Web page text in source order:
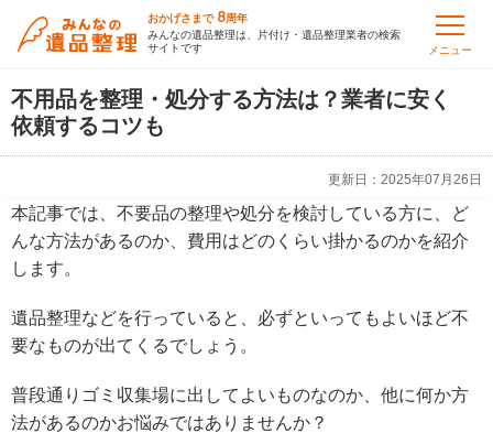
おかげさまで 8周年
みんなの遺品整理は、片付け・遺品整理業者の検索
サイトです
メニュー
不用品を整理・処分する方法は？業者に安く
依頼するコツも
更新日： 2025年07月26日
本記事では、不要品の整理や処分を検討している方に、ど
んな方法があるのか、費用はどのくらい掛かるのかを紹介
します。
遺品整理などを行っていると、必ずといってもよいほど不
要なものが出てくるでしょう。
普段通りゴミ収集場に出してよいものなのか、他に何か方
法があるのかお悩みではありませんか？